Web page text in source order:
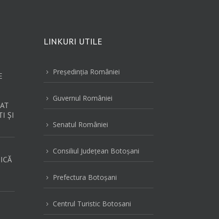
ȘI
LINKURI UTILE
5 Preşedinţia României
5 Guvernul României
5 Senatul României
5 Consiliul Judeţean Botoşani
5 Prefectura Botoşani
5 Centrul Turistic Botosani